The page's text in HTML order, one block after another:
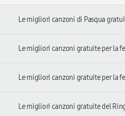
Le migliori canzoni di Pasqua
Le migliori canzoni gratuite per la
Le migliori canzoni gratuite per la
Le migliori canzoni gratuite del